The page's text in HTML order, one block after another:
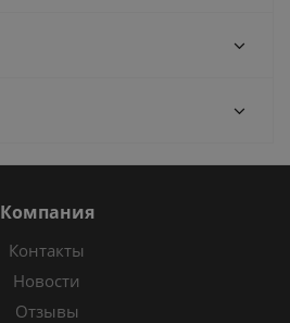
Компания
Контакты
Новости
Отзывы